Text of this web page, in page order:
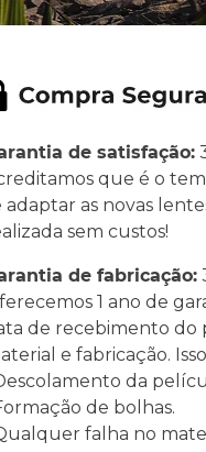
de satisfação:
que é o
adaptar as novas
sem custos!
de fabricação:
1 ano de
de recebimento do
e fabricação.
da
de bolhas.
falha no